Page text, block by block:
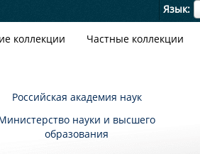
Язык
коллекции Частные коллекции
Российская академия наук
науки и высшего
образования